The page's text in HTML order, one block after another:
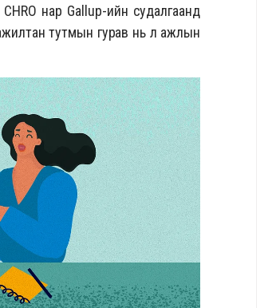
нар Gallup-ийн судалгаанд
ажилтан тутмын гурав нь л ажлын